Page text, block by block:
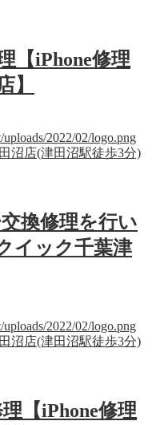
【iPhone修理
】
2022/02/logo.png
沼店(津田沼駅徒歩3分)
換修理を行い
イック千葉津
2022/02/logo.png
沼店(津田沼駅徒歩3分)
【iPhone修理